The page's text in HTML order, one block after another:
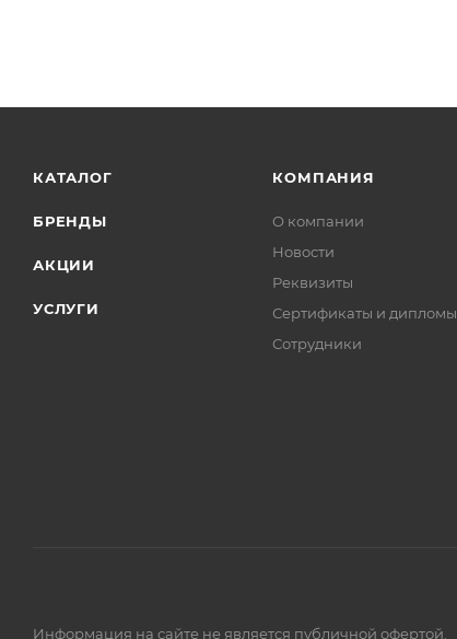
КАТАЛОГ
БРЕНДЫ
АКЦИИ
УСЛУГИ
КОМПАНИЯ
О компании
Новости
Реквизиты
Сертификаты и дипломы
Сотрудники
Информация на сайте не является публичной офертой.